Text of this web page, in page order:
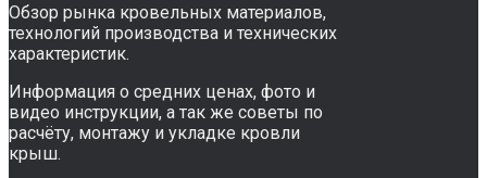
Обзор рынка кровельных материалов,
технологий производства и технических
характеристик.
Информация о средних ценах, фото и
видео инструкции, а так же советы по
расчёту, монтажу и укладке кровли
крыш.